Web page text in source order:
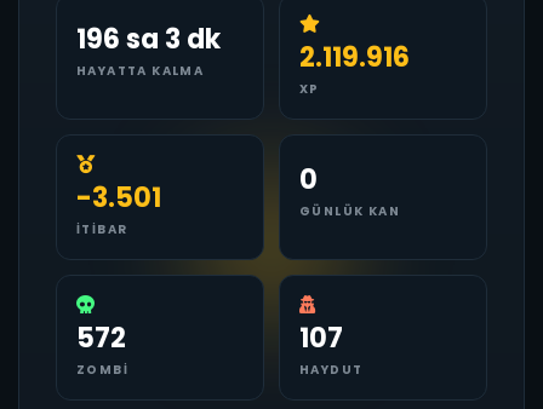
196 sa 3 dk
HAYATTA KALMA 2.119.916
XP
-3.501
İTIBAR
0
GÜNLÜK KAN
572
ZOMBI
107
HAYDUT